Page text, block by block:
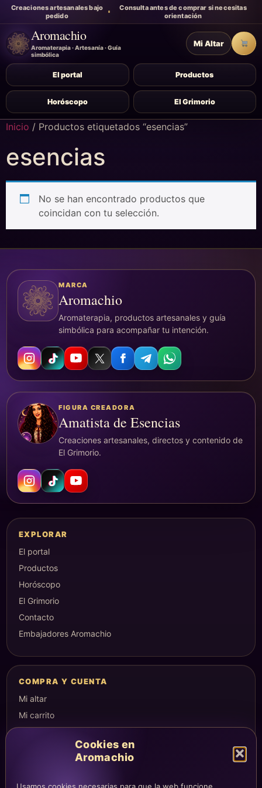
Cookies en
Aromachio
Creaciones artesanales bajo
pedido
Consulta antes de comprar si necesitas
orientación
Aromachio
Aromaterapia · Artesanía · Guía
simbólica
El portal Productos
Horóscopo El Grimorio
Mi Altar
Inicio / Productos etiquetados “esencias”
esencias
No se han encontrado productos que
coincidan con tu selección.
MARCA
Aromachio
Aromaterapia, productos artesanales y guía
simbólica para acompañar tu intención.
FIGURA CREADORA
Amatista de Esencias
Creaciones artesanales, directos y contenido de
El Grimorio.
EXPLORAR
El portal
Productos
Horóscopo
El Grimorio
Contacto
Embajadores Aromachio
COMPRA Y CUENTA
Mi altar
Mi carrito
Condiciones de compra
Envíos y devoluciones